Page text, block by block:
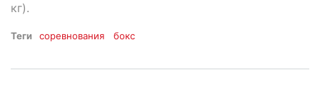
кг).
Теги соревнования бокс